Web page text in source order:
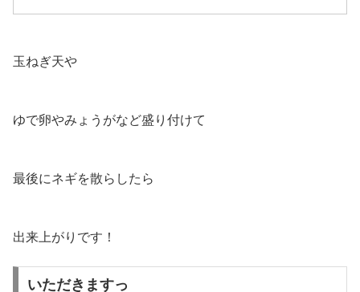
玉ねぎ天や
ゆで卵やみょうがなど盛り付けて
最後にネギを散らしたら
出来上がりです！
いただきますっ